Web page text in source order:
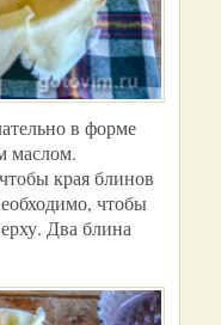
в форме
маслом.
края блинов
чтобы
Два блина